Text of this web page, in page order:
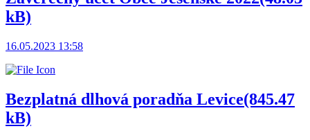
kB)
16.05.2023 13:58
Bezplatná dlhová poradňa Levice(845.47
kB)